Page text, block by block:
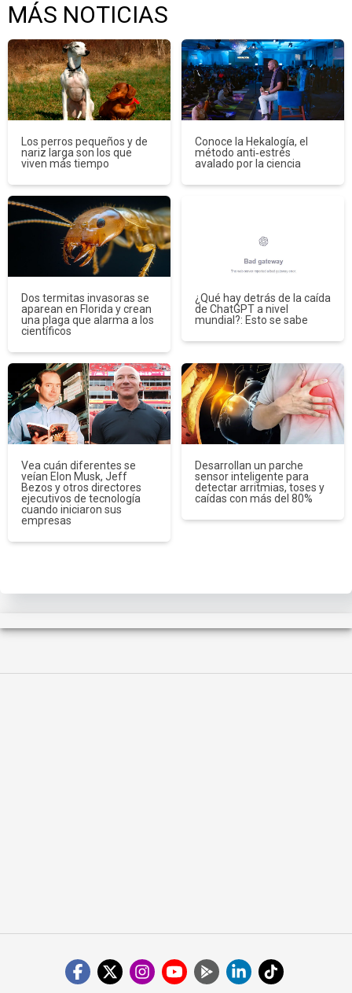
MÁS NOTICIAS
Los perros pequeños y de
nariz larga son los que
viven más tiempo
Conoce la Hekalogía, el
método anti‑estrés
avalado por la ciencia
Dos termitas invasoras se
aparean en Florida y crean
una plaga que alarma a los
científicos
¿Qué hay detrás de la caída
de ChatGPT a nivel
mundial?: Esto se sabe
Vea cuán diferentes se
veían Elon Musk, Jeff
Bezos y otros directores
ejecutivos de tecnología
cuando iniciaron sus
empresas
Desarrollan un parche
sensor inteligente para
detectar arritmias, toses y
caídas con más del 80%